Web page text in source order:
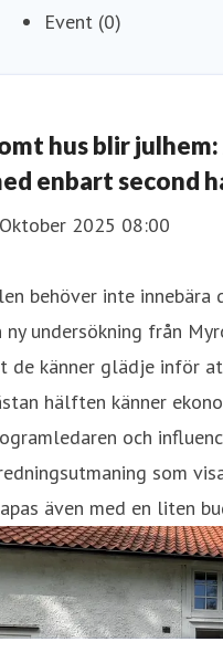
Event (0)
hus blir
enbart second
2025 08:00
behöver inte
ny undersökning från
de känner glädje inför
hälften känner
och
som
även med en liten